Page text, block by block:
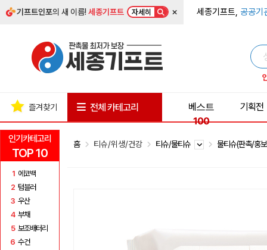
기프트인포의 새 이름!세종기프트 자세히 × 세종기프트, 공공기
인기카테고리
TOP 10
1 에코백
2 텀블러
3 우산
4 부채
5 보조배터리
6 수건
즐겨찾기 전체 카테고리
베스트
100
기획전
홈 티슈/위생/건강 티슈/물티슈 물티슈(판촉/홍